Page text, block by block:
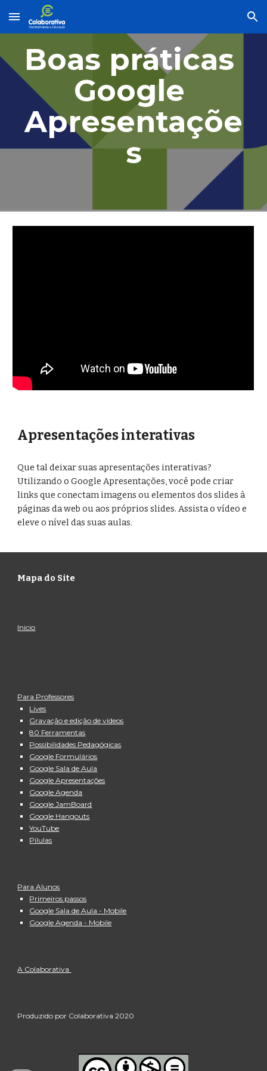
Skip to main content Skip to navigation
Boas práticas
Google
Apresentaçõe
s
Apresentações interativas
Que tal deixar suas apresentações interativas?
Utilizando o Google Apresentações, você pode criar
links que conectam imagens ou elementos dos slides à
páginas da web ou aos próprios slides. Assista o vídeo e
eleve o nível das suas aulas.
Mapa do Site
Inicio
Para Professores
Lives
Gravação e edição de vídeos
80 Ferramentas
Possibilidades Pedagógicas
Google Formulários
Google Sala de Aula
Google Apresentações
Google Agenda
Google JamBoard
Google Hangouts
YouTube
Pilulas
Para Alunos
Primeiros passos
Google Sala de Aula - Mobile
Google Agenda - Mobile
A Colaborativa
Produzido por Colaborativa 2020